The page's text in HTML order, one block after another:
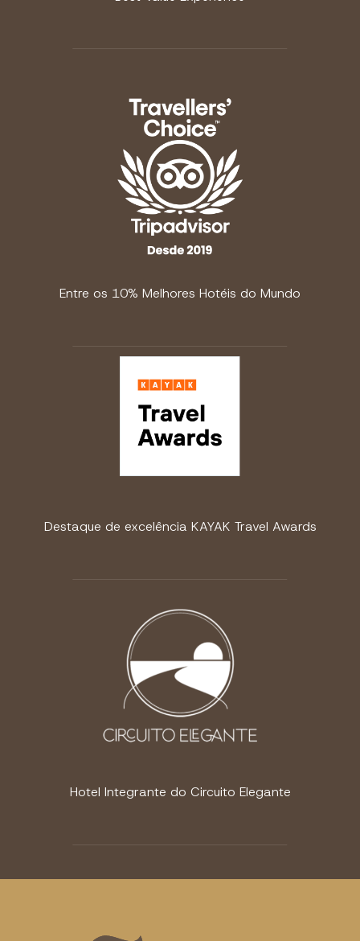
Entre os 10% Melhores Hotéis do Mundo
Destaque de excelência KAYAK Travel Awards
Hotel Integrante do Circuito Elegante